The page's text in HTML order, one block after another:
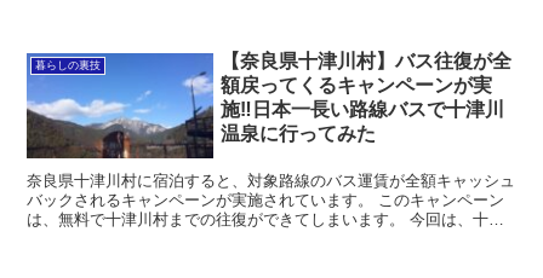
暮らしの裏技
【奈良県十津川村】バス往復が全
額戻ってくるキャンペーンが実
施‼︎日本一長い路線バスで十津川
温泉に行ってみた
奈良県十津川村に宿泊すると、対象路線のバス運賃が全額キャッシュ
バックされるキャンペーンが実施されています。 このキャンペーン
は、無料で十津川村までの往復ができてしまいます。 今回は、十津